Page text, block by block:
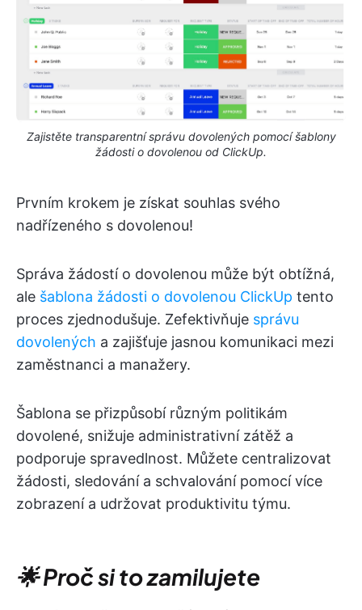
Zajistěte transparentní správu dovolených pomocí šablony
žádosti o dovolenou od ClickUp.
Prvním krokem je získat souhlas svého
nadřízeného s dovolenou!
Správa žádostí o dovolenou může být obtížná,
ale šablona žádosti o dovolenou ClickUp tento
proces zjednodušuje. Zefektivňuje správu
dovolených a zajišťuje jasnou komunikaci mezi
zaměstnanci a manažery.
Šablona se přizpůsobí různým politikám
dovolené, snižuje administrativní zátěž a
podporuje spravedlnost. Můžete centralizovat
žádosti, sledování a schvalování pomocí více
zobrazení a udržovat produktivitu týmu. ​
🌟 Proč si to zamilujete